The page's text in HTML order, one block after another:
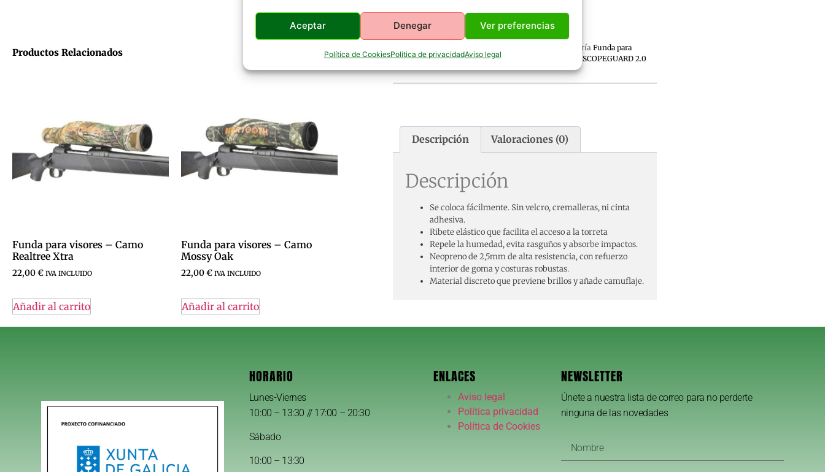
Aceptar Denegar Ver preferencias
Política de CookiesPolítica de privacidadAviso legal
Productos Relacionados
Funda para visores – Camo
Realtree Xtra
22,00€ IVA INCLUIDO
Añadir al carrito
Funda para visores – Camo
Mossy Oak
22,00€ IVA INCLUIDO
Añadir al carrito
Funda Para Visores – Negro Categoría Funda para
visores SCOPEGUARD 2.0
Descripción Valoraciones (0)
Descripción
Se coloca fácilmente. Sin velcro, cremalleras, ni cinta
adhesiva.
Ribete elástico que facilita el acceso a la torreta
Repele la humedad, evita rasguños y absorbe impactos.
Neopreno de 2,5mm de alta resistencia, con refuerzo
interior de goma y costuras robustas.
Material discreto que previene brillos y añade camuflaje.
HORARIO
Lunes-Viernes
10:00 – 13:30 // 17:00 – 20:30
Sábado
10:00 – 13:30
ENLACES
Aviso legal
Política privacidad
Política de Cookies
NEWSLETTER
Únete a nuestra lista de correo para no perderte
ninguna de las novedades